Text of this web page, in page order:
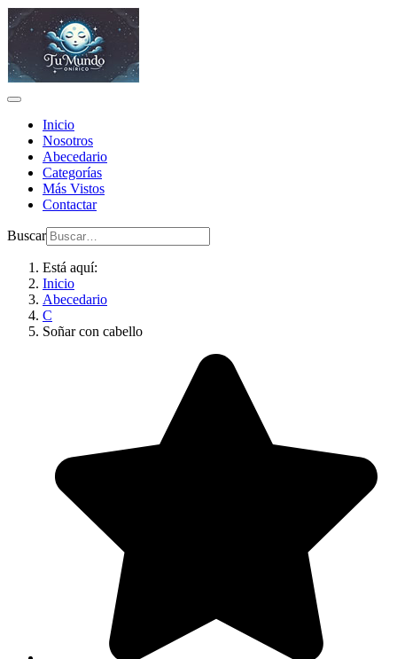
Inicio
Nosotros
Abecedario
Categorías
Más Vistos
Contactar
Buscar
Está aquí:
Inicio
Abecedario
C
Soñar con cabello